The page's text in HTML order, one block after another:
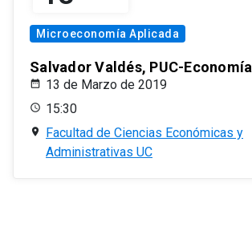
Microeconomía Aplicada
Salvador Valdés, PUC-Economía
13 de Marzo de 2019
15:30
Facultad de Ciencias Económicas y
Administrativas UC